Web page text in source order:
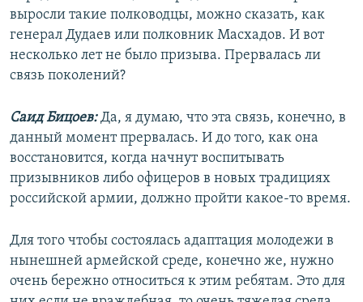
выросли такие полководцы, можно сказать, как
генерал Дудаев или полковник Масхадов. И вот
несколько лет не было призыва. Прервалась ли
связь поколений?
Саид Бицоев:Да, я думаю, что эта связь, конечно, в
данный момент прервалась. И до того, как она
восстановится, когда начнут воспитывать
призывников либо офицеров в новых традициях
российской армии, должно пройти какое-то время.
Для того чтобы состоялась адаптация молодежи в
нынешней армейской среде, конечно же, нужно
очень бережно относиться к этим ребятам. Это для